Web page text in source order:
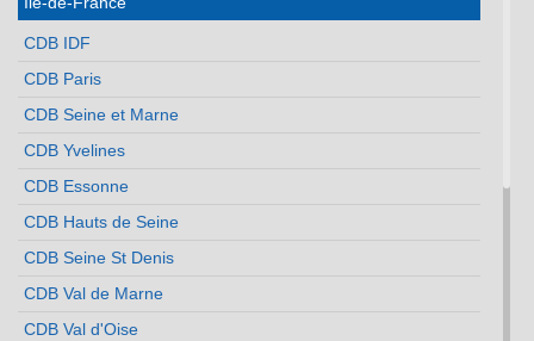
CDB IDF
CDB Paris
CDB Seine et Marne
CDB Yvelines
CDB Essonne
CDB Hauts de Seine
CDB Seine St Denis
CDB Val de Marne
CDB Val d'Oise